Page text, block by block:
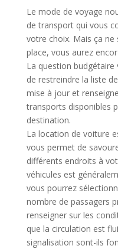
Le mode de voyage
de transport qui vous
votre choix. Mais ça ne
place, vous aurez
La question
de restreindre la liste
mise à jour et
transports disponibles
destination.
La location de voiture
vous permet de
différents endroits à
véhicules est
vous pourrez
nombre de passagers
renseigner sur les
que la circulation est
signalisation sont-ils